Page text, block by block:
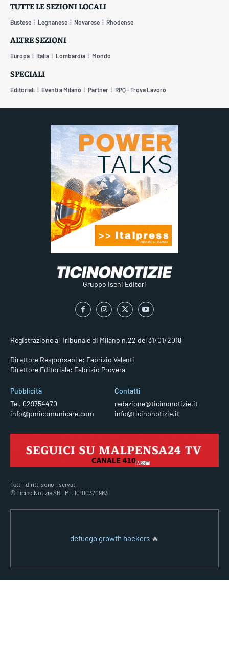
TUTTE LE SEZIONI LOCALI
Bustese Legnanese Novarese Rhodense
ALTRE SEZIONI
Europa Italia Lombardia Mondo
SPECIALI
Editoriali Eventi a Milano Partner RPQ - Trova Lavoro
Gruppo Iseni Editori
Registrazione al Tribunale di Milano n.22 del 31/01/2018
Direttore Responsabile: Fabrizio Valenti
Direttore Editoriale: Fabrizio Provera
Pubblicità
Tel. 029754470
info@pmicomunicare.com
Contatti
redazione@ticinonotizie.it
info@ticinonotizie.it
Tutti i diritti sono riservati
© Ticino Notizie SRL P.I. 10100370963
defuego growth hackers 🔥